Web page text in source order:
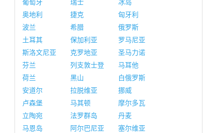
葡萄牙
瑞士
冰岛
奥地利
捷克
匈牙利
波兰
希腊
俄罗斯
土耳其
保加利亚
罗马尼亚
斯洛文尼亚
克罗地亚
圣马力诺
芬兰
列支敦士登
马耳他
荷兰
黑山
白俄罗斯
安道尔
拉脱维亚
挪威
卢森堡
马其顿
摩尔多瓦
立陶宛
法罗群岛
丹麦
马恩岛
阿尔巴尼亚
塞尔维亚